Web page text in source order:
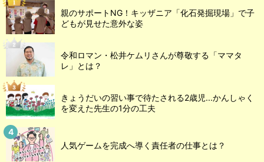
親のサポートNG！キッザニア「化石発掘現場」で子
どもが見せた意外な姿
令和ロマン・松井ケムリさんが尊敬する「ママタ
レ」とは？
きょうだいの習い事で待たされる2歳児...かんしゃく
を変えた先生の1分の工夫
人気ゲームを完成へ導く責任者の仕事とは？